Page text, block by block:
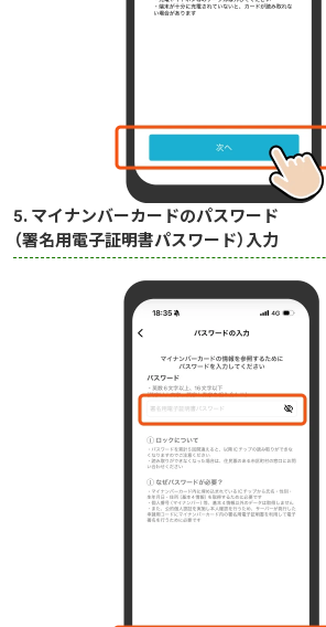
5. マイナンバーカードのパスワード
（署名用電子証明書パスワード）入力